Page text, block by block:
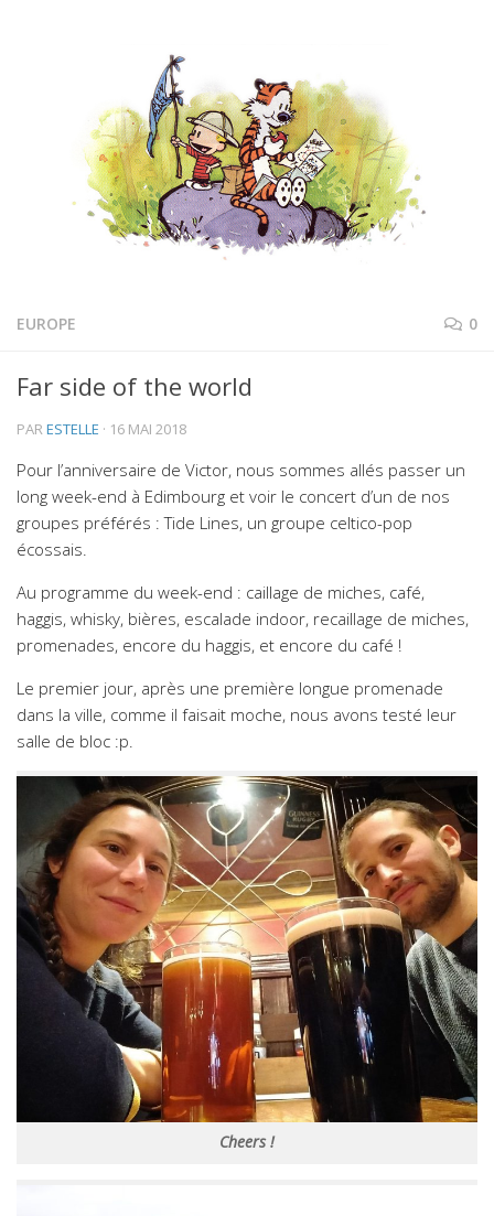
EUROPE 0
Far side of the world
PARESTELLE · 16 MAI 2018
Pour l’anniversaire de Victor, nous sommes allés passer un
long week-end à Edimbourg et voir le concert d’un de nos
groupes préférés : Tide Lines, un groupe celtico-pop
écossais.
Au programme du week-end : caillage de miches, café,
haggis, whisky, bières, escalade indoor, recaillage de miches,
promenades, encore du haggis, et encore du café !
Le premier jour, après une première longue promenade
dans la ville, comme il faisait moche, nous avons testé leur
salle de bloc :p.
Cheers !